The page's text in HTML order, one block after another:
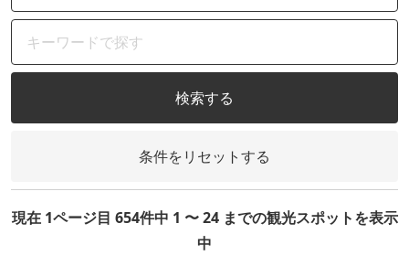
検索する
条件をリセットする
現在 1ページ目 654件中 1 〜 24 までの観光スポットを表示
中